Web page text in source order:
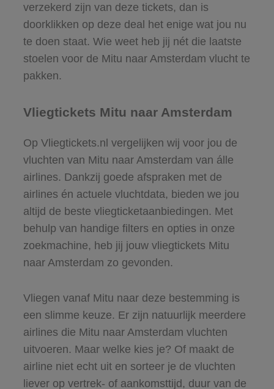
verzekerd zijn van deze tickets, dan is
doorklikken op deze deal het enige wat jou nu
te doen staat. Wie weet heb jij nét die laatste
stoelen voor de Mitu naar Amsterdam vlucht te
pakken.
Vliegtickets Mitu naar Amsterdam
Op Vliegtickets.nl vergelijken wij voor jou de
vluchten van Mitu naar Amsterdam van álle
airlines. Dankzij goede afspraken met de
airlines én actuele vluchtdata, bieden we jou
altijd de beste vliegticketaanbiedingen. Met
behulp van handige filters en opties in onze
zoekmachine, heb jij jouw vliegtickets Mitu
naar Amsterdam zo gevonden.
Vliegen vanaf Mitu naar deze bestemming is
een slimme keuze. Er zijn natuurlijk meerdere
airlines die Mitu naar Amsterdam vluchten
uitvoeren. Maar welke kies je? Of maakt de
airline niet echt uit en sorteer je de vluchten
liever op vertrek- of aankomsttijd, duur van de